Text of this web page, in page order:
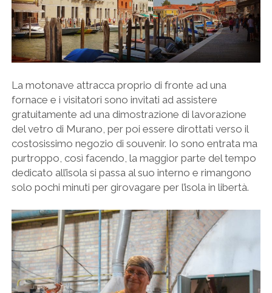
La motonave attracca proprio di fronte ad una
fornace e i visitatori sono invitati ad assistere
gratuitamente ad una dimostrazione di lavorazione
del vetro di Murano, per poi essere dirottati verso il
costosissimo negozio di souvenir. Io sono entrata ma
purtroppo, così facendo, la maggior parte del tempo
dedicato all’isola si passa al suo interno e rimangono
solo pochi minuti per girovagare per l’isola in libertà.